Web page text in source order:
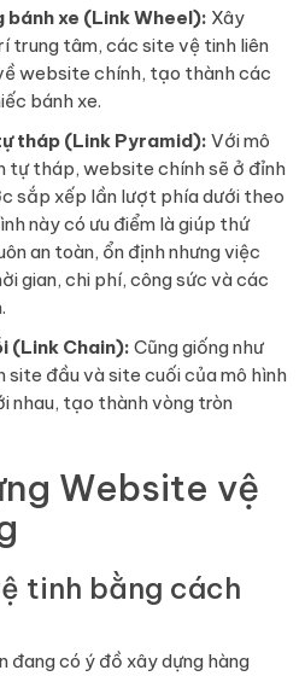
bánh xe (Link Wheel): Xây
trung tâm, các site vệ tinh liên
website chính, tạo thành các
bánh xe.
tháp (Link Pyramid): Với mô
tự tháp, website chính sẽ ở đỉnh
sắp xếp lần lượt phía dưới theo
này có ưu điểm là giúp thứ
an toàn, ổn định nhưng việc
gian, chi phí, công sức và các
(Link Chain): Cũng giống như
site đầu và site cuối của mô hình
nhau, tạo thành vòng tròn
Website vệ
tinh bằng cách
đang có ý đồ xây dựng hàng